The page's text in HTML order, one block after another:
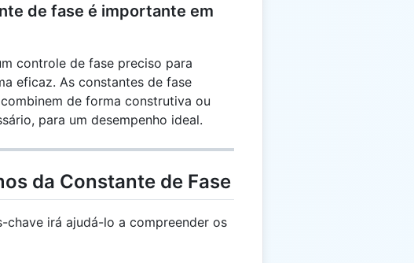
de fase é importante em
controle de fase preciso para
eficaz. As constantes de fase
de forma construtiva ou
para um desempenho ideal.
da Constante de Fase
chave irá ajudá-lo a compreender os